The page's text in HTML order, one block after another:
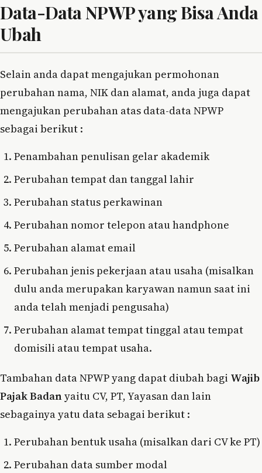
Data-Data NPWP yang Bisa Anda
Ubah
Selain anda dapat mengajukan permohonan
perubahan nama, NIK dan alamat, anda juga dapat
mengajukan perubahan atas data-data NPWP
sebagai berikut :
Penambahan penulisan gelar akademik
Perubahan tempat dan tanggal lahir
Perubahan status perkawinan
Perubahan nomor telepon atau handphone
Perubahan alamat email
Perubahan jenis pekerjaan atau usaha (misalkan
dulu anda merupakan karyawan namun saat ini
anda telah menjadi pengusaha)
Perubahan alamat tempat tinggal atau tempat
domisili atau tempat usaha.
Tambahan data NPWP yang dapat diubah bagi Wajib
Pajak Badanyaitu CV, PT, Yayasan dan lain
sebagainya yatu data sebagai berikut :
Perubahan bentuk usaha (misalkan dari CV ke PT)
Perubahan data sumber modal